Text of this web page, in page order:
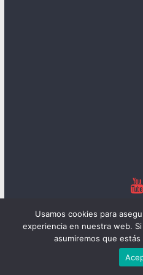
derechos
Tema:ColorMagpor
Usamos cookies para
experiencia en nuestra web.
asumiremos que